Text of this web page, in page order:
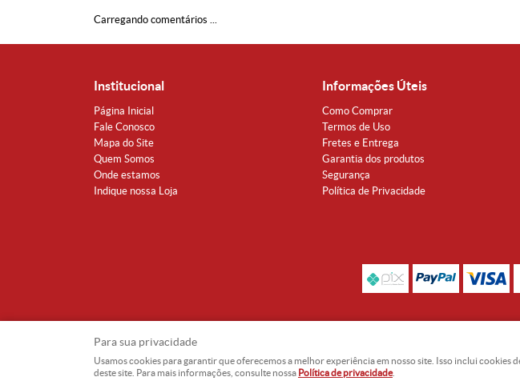
Carregando comentários ...
Institucional
Página Inicial
Fale Conosco
Mapa do Site
Quem Somos
Onde estamos
Indique nossa Loja
Informações Úteis
Como Comprar
Termos de Uso
Fretes e Entrega
Garantia dos produtos
Segurança
Política de Privacidade
Para sua privacidade
Usamos cookies para garantir que oferecemos a melhor experiência em nosso site. Isso inclui cookies
deste site. Para mais informações, consulte nossa Política de privacidade.